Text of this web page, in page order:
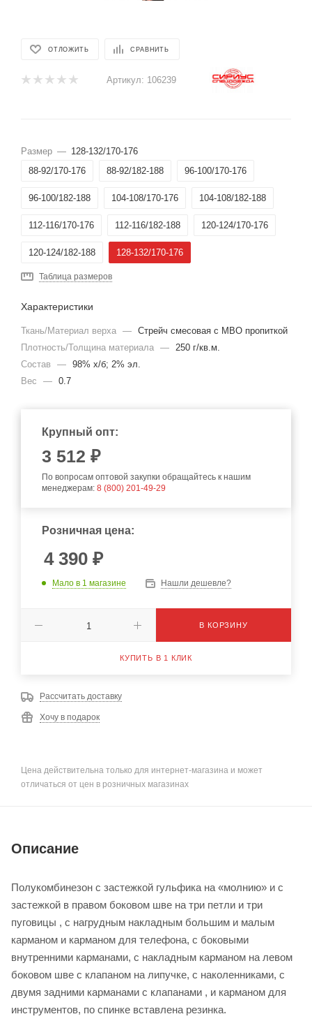
ОТЛОЖИТЬ СРАВНИТЬ
Артикул: 106239
Размер — 128-132/170-176
88-92/170-176
88-92/182-188 96-100/170-176
96-100/182-188 104-108/170-176 104-108/182-188
112-116/170-176 112-116/182-188 120-124/170-176
120-124/182-188 128-132/170-176
Таблица размеров
Характеристики
Ткань/Материал верха — Стрейч смесовая с МВО пропиткой
Плотность/Толщина материала — 250 г/кв.м.
Состав
— 98% х/б; 2% эл.
Вес
— 0.7
Крупный опт:
3 512 ₽
По вопросам оптовой закупки обращайтесь к нашим
менеджерам: 8 (800) 201-49-29
Розничная цена:
4 390 ₽
Мало в 1 магазине Нашли дешевле?
В КОРЗИНУ
КУПИТЬ В 1 КЛИК
Рассчитать доставку
Хочу в подарок
Цена действительна только для интернет-магазина и может
отличаться от цен в розничных магазинах
Описание
Полукомбинезон с застежкой гульфика на «молнию» и с
застежкой в правом боковом шве на три петли и три
пуговицы , с нагрудным накладным большим и малым
карманом и карманом для телефона, с боковыми
внутренними карманами, с накладным карманом на левом
боковом шве с клапаном на липучке, с наколенниками, с
двумя задними карманами с клапанами , и карманом для
инструментов, по спинке вставлена резинка.